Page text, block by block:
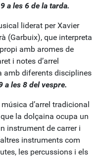
a les 6 de la tarda.
liderat per Xavier
(Garbuix), que interpreta
amb aromes de
i notes d’arrel
amb diferents disciplines
a les 8 del vespre.
d’arrel tradicional
la dolçaina ocupa un
instrument de carrer i
instruments com
les percussions i els